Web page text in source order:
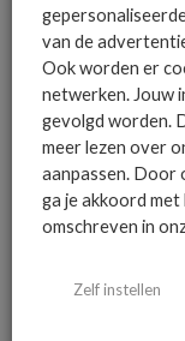
Het
mailbox
AANMELDEN
van de
Ook worden er
netwerken. Jouw
gevolgd worden.
meer lezen over
aanpassen. Door
ga je akkoord
omschreven in
Zelf instellen